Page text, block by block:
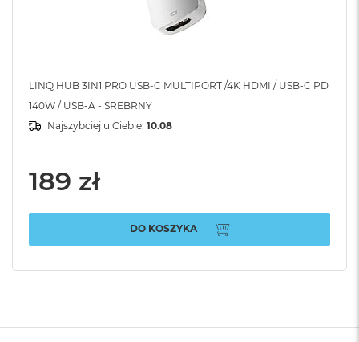
LINQ HUB 3IN1 PRO USB-C MULTIPORT /4K HDMI / USB-C PD
140W / USB-A - SREBRNY
Najszybciej u Ciebie: 10.08
189 zł
DO KOSZYKA